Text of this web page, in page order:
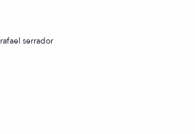
rafael serrador